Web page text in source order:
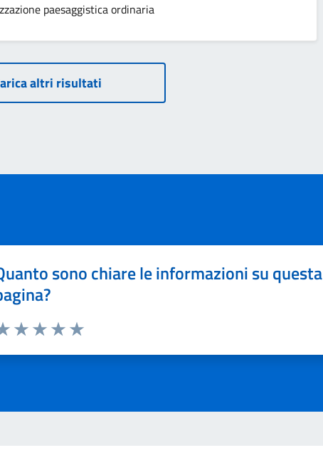
paesaggistica ordinaria
altri risultati
sono chiare le informazioni su questa